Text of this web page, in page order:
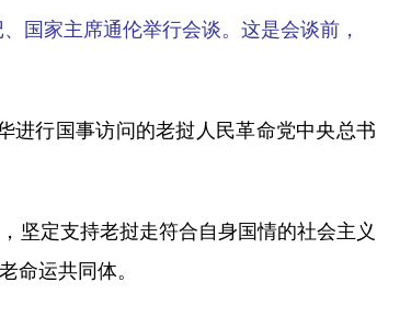
国家主席通伦举行会谈。这是会谈前，
行国事访问的老挝人民革命党中央总书
定支持老挝走符合自身国情的社会主义
命运共同体。